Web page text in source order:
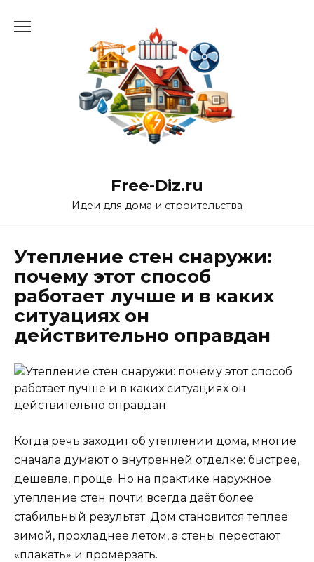
Free-Diz.ru
Идеи для дома и строительства
Утепление стен снаружи:
почему этот способ
работает лучше и в каких
ситуациях он
действительно оправдан
Когда речь заходит об утеплении дома, многие
сначала думают о внутренней отделке: быстрее,
дешевле, проще. Но на практике наружное
утепление стен почти всегда даёт более
стабильный результат. Дом становится теплее
зимой, прохладнее летом, а стены перестают
«плакать» и промерзать.